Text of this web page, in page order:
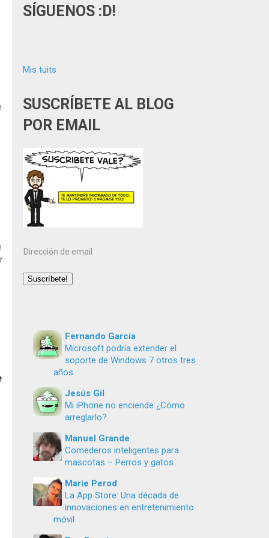
SÍGUENOS :D!
Mis tuits
SUSCRÍBETE AL BLOG
POR EMAIL
Dirección
email
Suscríbete!
Fernando García
Microsoft podría extender el
soporte de Windows 7 otros tres
años
Jesús Gil
Mi iPhone no enciende ¿Cómo
arreglarlo?
Manuel Grande
Comederos inteligentes para
mascotas – Perros y gatos
Marie Perod
La App Store: Una década de
innovaciones en entretenimiento
móvil